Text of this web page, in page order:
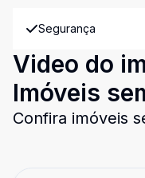
Segurança
Video do
Imóveis
Confira imóveis